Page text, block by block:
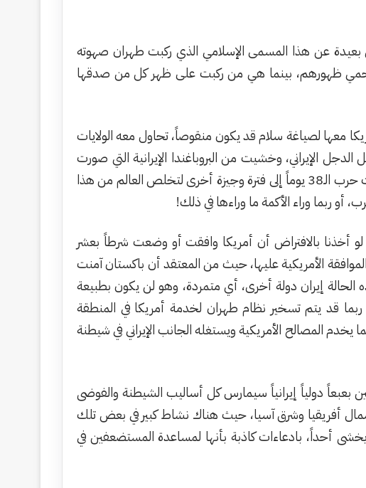
بعيدة عن هذا المسمى الإسلامي الذي ركبت طهران صهوته
ظهورهم، بينما هي من ركبت على ظهر كل من صدقها
وخاصة عند توصل أمريكا معها لصياغة سلام قد يكون منقوصاً، تحاول معه الولايات
الإيراني، وخشيت من البروباغندا الإيرانية التي صورت
نفسها فيها وقدرتها على المواجهة، بينما هي (إيران) كانت قاب قوسين أو أدنى من هزيمة منكرة، ولو استمرت حرب الـ38 يوماً إلى فترة وجيزة أخرى لتخلص العالم من هذا
أو ربما وراء الأكمة ما وراءها في ذلك!
أخذنا بالافتراض أن أمريكا وافقت أو وضعت شرطاً بعشر
الأمريكية عليها، حيث من المعتقد أن باكستان آمنت
الحالة إيران دولة أخرى، أي متمردة، وهو لن يكون بطبيعة
ربما قد يتم تسخير نظام طهران لخدمة أمريكا في المنطقة
المصالح الأمريكية ويستغله الجانب الإيراني في شيطنة
دولياً إيرانياً سيمارس كل أساليب الشيطنة والفوضى
شمال أفريقيا وشرق آسيا، حيث هناك نشاط كبير في بعض تلك
أحداً، بادعاءات كاذبة بأنها لمساعدة المستضعفين في